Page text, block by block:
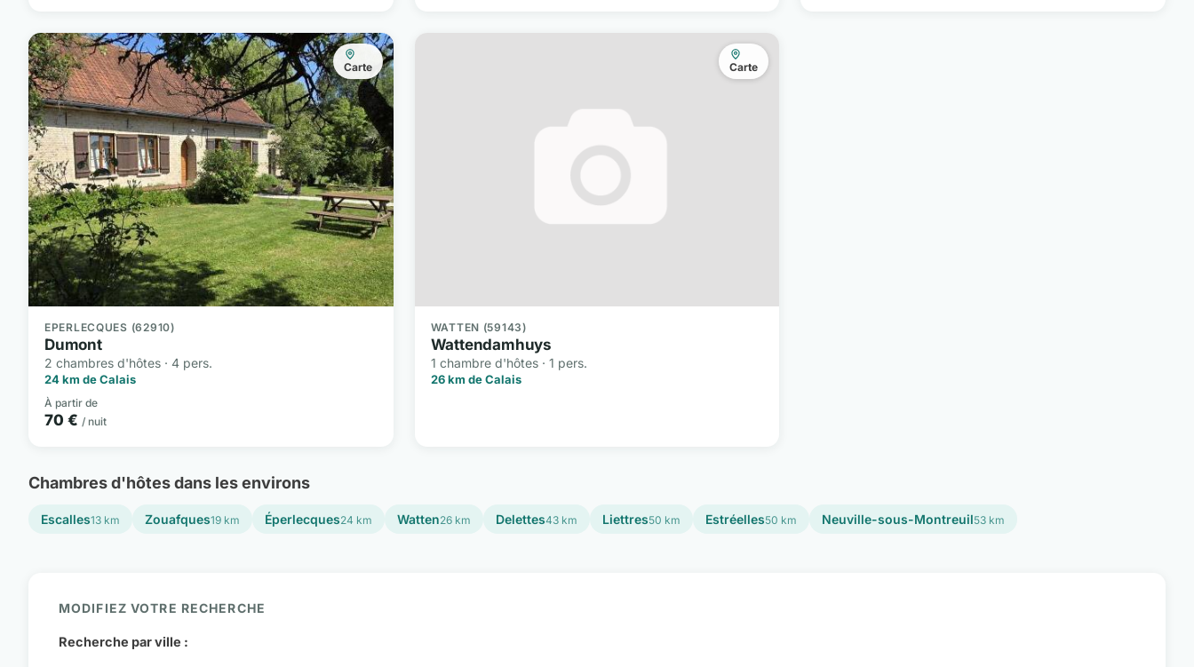
Carte
EPERLECQUES (62910)
Dumont
2 chambres d'hôtes · 4 pers.
24 km de Calais
À partir de
70 € / nuit
Carte
WATTEN (59143)
Wattendamhuys
1 chambre d'hôtes · 1 pers.
26 km de Calais
Chambres d'hôtes dans les environs
Escalles13 km Zouafques19 km Éperlecques24 km Watten26 km Delettes43 km Liettres50 km Estréelles50 km Neuville-sous-Montreuil53 km
MODIFIEZ VOTRE RECHERCHE
Recherche par ville :